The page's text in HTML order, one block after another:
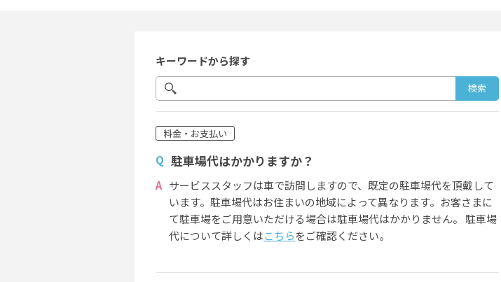
キーワードから探す
料金・お支払い
Q 駐車場代はかかりますか？
A サービススタッフは車で訪問しますので、既定の駐車場代を頂戴して
います。駐車場代はお住まいの地域によって異なります。お客さまに
て駐車場をご用意いただける場合は駐車場代はかかりません。 駐車場
代について詳しくはこちらをご確認ください。